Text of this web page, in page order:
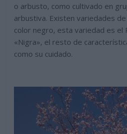
o arbusto, como cultivado en
arbustiva. Existen variedades
color negro, esta variedad es el
«Nigra», el resto de
como su cuidado.